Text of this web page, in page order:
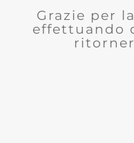
Grazie per
effettuando